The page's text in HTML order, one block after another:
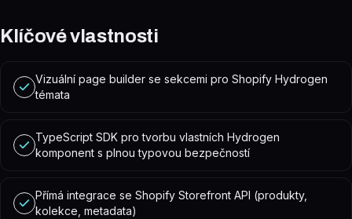
Klíčové vlastnosti
Vizuální page builder se sekcemi pro Shopify Hydrogen
témata
TypeScript SDK pro tvorbu vlastních Hydrogen
komponent s plnou typovou bezpečností
Přímá integrace se Shopify Storefront API (produkty,
kolekce, metadata)